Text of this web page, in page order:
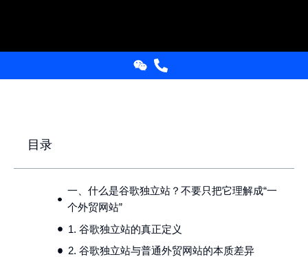
目录
一、什么是谷歌独立站？不要只把它理解成“一
个外贸网站”
1. 谷歌独立站的真正定义
2. 谷歌独立站与普通外贸网站的本质差异